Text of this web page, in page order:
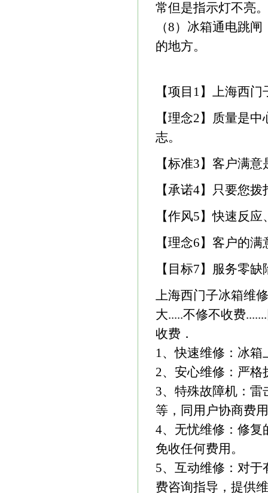
常但是指示灯不亮。
（8）冰箱通电跳
的地方。
【项目1】上海西
【理念2】质量是
志。
【标准3】客户满
【承诺4】只要您
【作风5】快速反
【理念6】客户的
【目标7】服务零
上海西门子冰箱维
大.....不修不收费
收费．
1、快速维修：冰
2、安心维修：严
3、特殊故障机：
等，同用户协商费
4、无忧维修：修复
免收任何费用。
5、互动维修：对
费咨询指导，提供